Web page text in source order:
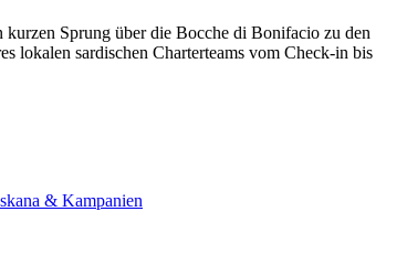
Sprung über die Bocche di Bonifacio zu den
lokalen sardischen Charterteams vom Check-in bis
& Kampanien